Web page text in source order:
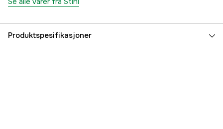
Produktspesifikasjoner